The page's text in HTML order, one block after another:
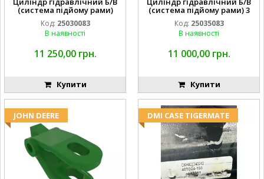
(система підйому рами)
3X8 87423768
Код: 25030083
В наявності
11 250,00 грн.
Купити
(система підйому рами) 3
1/2 84255910
Код: 25035083
В наявності
11 000,00 грн.
Купити
JOHN DEERE DMI CASE TIGERMATE